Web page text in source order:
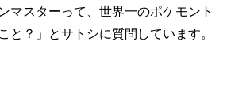
マスターって、世界一のポケモント
と？」とサトシに質問しています。